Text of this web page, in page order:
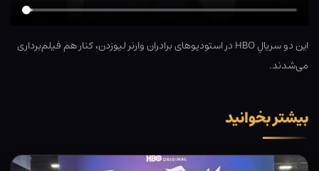
این دو سریالِ HBO در استودیوهای برادران وارنر لیوزدن، کنار هم فیلم‌برداری
می‌شدند.
بیشتر بخوانید